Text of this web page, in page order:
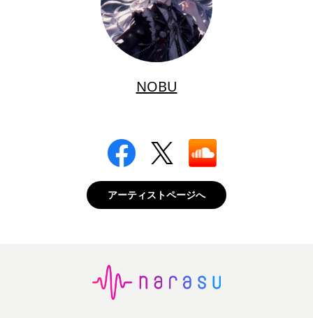
NOBU
アーティストページへ